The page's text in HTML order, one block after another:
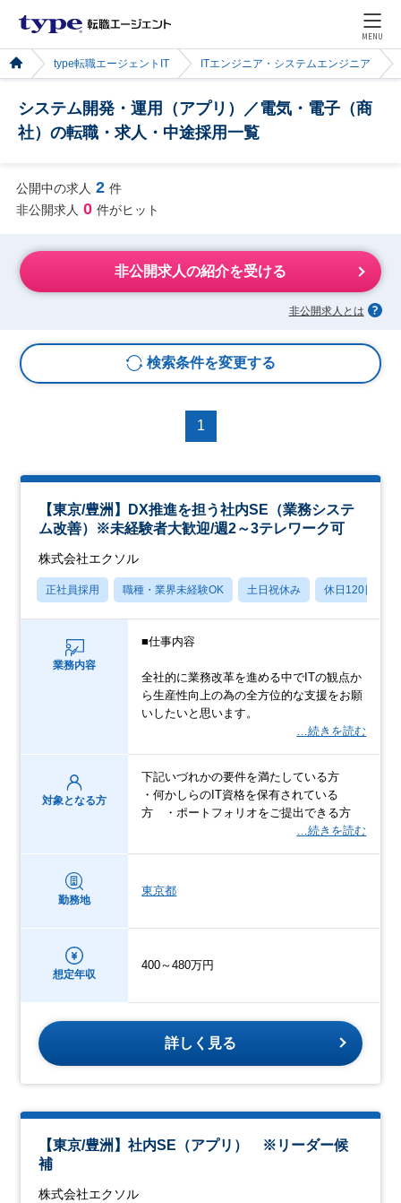
MENU
type転職エージェントIT ITエンジニア・システムエンジニア
システム開発・運用（アプリ）／電気・電子（商
社）の転職・求人・中途採用一覧
公開中の求人 2 件
非公開求人 0 件がヒット
非公開求人の紹介を受ける
非公開求人とは
検索条件を変更する
1
【東京/豊洲】DX推進を担う社内SE（業務システ
ム改善）※未経験者大歓迎/週2～3テレワーク可
株式会社エクソル
正社員採用 職種・業界未経験OK 土日祝休み 休日120日以上
業務内容
■仕事内容
全社的に業務改革を進める中でITの観点か
ら生産性向上の為の全方位的な支援をお願
いしたいと思います。
…続きを読む
対象となる方
下記いづれかの要件を満たしている方
・何かしらのIT資格を保有されている
方 ・ポートフォリオをご提出できる方
…続きを読む
勤務地
東京都
想定年収
400～480万円
詳しく見る
【東京/豊洲】社内SE（アプリ） ※リーダー候
補
株式会社エクソル